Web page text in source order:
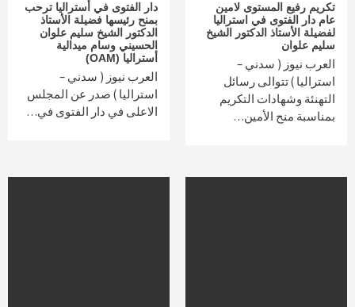
تكريم رفيع المستوى لامين
عام دار الفتوى في استراليا
لفضيلة الأستاذ الدكتور الشيخ
سليم علوان
العرب نيوز ( سدني –
استراليا ) تتوالى رسائل
التهنئة وشهادات التكريم
بمناسبة منح الأمين…
دار الفتوى في أستراليا ترحب
بمنح رئيسها فضيلة الأستاذ
الدكتور الشيخ سليم علوان
الحسيني وسام ميدالية
أستراليا (OAM)
العرب نيوز ( سدني –
استراليا ) صدر عن المجلس
الاعلى في دار الفتوى في…